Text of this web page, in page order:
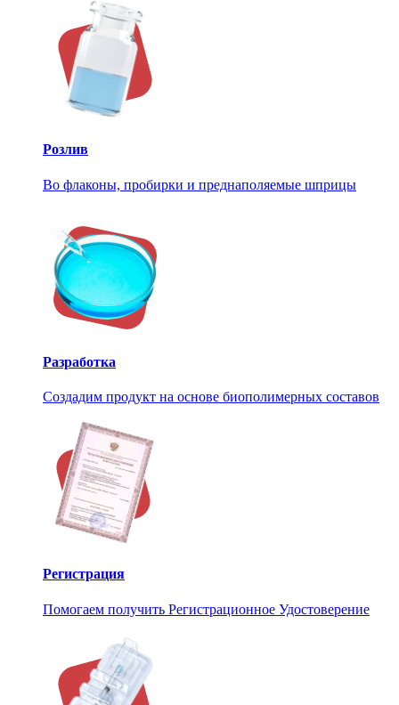
Розлив
Во флаконы, пробирки и преднаполяемые шприцы
Разработка
Создадим продукт на основе биополимерных составов
Регистрация
Помогаем получить Регистрационное Удостоверение